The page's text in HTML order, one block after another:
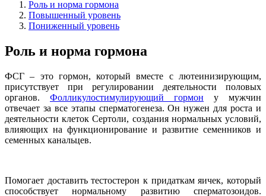
Роль и норма гормона
Повышенный уровень
Пониженный уровень
Роль и норма гормона
ФСГ – это гормон, который вместе с лютеинизирующим,
присутствует при регулировании деятельности половых
органов. Фолликулостимулирующий гормон у мужчин
отвечает за все этапы сперматогенеза. Он нужен для роста и
деятельности клеток Сертоли, создания нормальных условий,
влияющих на функционирование и развитие семенников и
семенных канальцев.
Помогает доставить тестостерон к придаткам яичек, который
способствует нормальному развитию сперматозоидов.